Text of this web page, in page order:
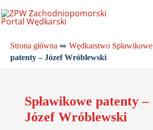
do
Strona główna ➡️ Wędkarstwo Spławikowe
patenty – Józef Wróblewski
Spławikowe patenty –
Józef Wróblewski